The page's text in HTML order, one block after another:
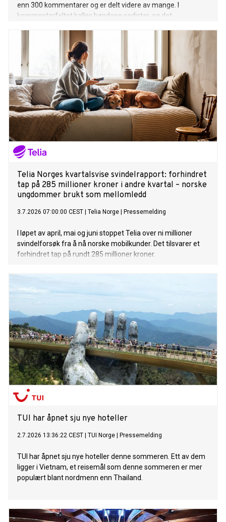
enn 300 kommentarer og er delt videre av mange. I
kommentarfeltet kalles bøndene sadister, og det
denne våren prøvd å forstå netthets og sinne. Her ser vi
hvordan det skapes.
Telia Norges kvartalsvise svindelrapport: forhindret
tap på 285 millioner kroner i andre kvartal – norske
ungdommer brukt som mellomledd
3.7.2026 07:00:00 CEST Telia Norge Pressemelding
I løpet av april, mai og juni stoppet Telia over ni millioner
svindelforsøk fra å nå norske mobilkunder. Det tilsvarer et
forhindret tap på rundt 285 millioner kroner.
TUI har åpnet sju nye hoteller
2.7.2026 13:36:22 CEST TUI Norge Pressemelding
TUI har åpnet sju nye hoteller denne sommeren. Ett av dem
ligger i Vietnam, et reisemål som denne sommeren er mer
populært blant nordmenn enn Thailand.